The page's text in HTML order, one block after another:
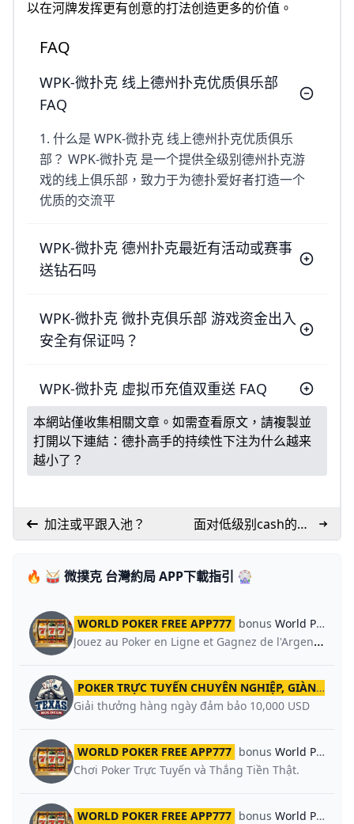
以在河牌发挥更有创意的打法创造更多的价值。
FAQ
WPK-微扑克 线上德州扑克优质俱乐部
FAQ
1. 什么是 WPK-微扑克 线上德州扑克优质俱乐
部？ WPK-微扑克 是一个提供全级别德州扑克游
戏的线上俱乐部，致力于为德扑爱好者打造一个
优质的交流平
WPK-微扑克 德州扑克最近有活动或赛事
送钻石吗
WPK-微扑克 微扑克俱乐部 游戏资金出入
安全有保证吗？
WPK-微扑克 虚拟币充值双重送 FAQ
本網站僅收集相關文章。如需查看原文，請複製並
打開以下連結： 德扑高手的持续性下注为什么越来
越小了？
加注或平跟入池？
面对低级别cash的松
玩家怎么办
🔥 🥁 微撲克 台灣約局 APP下載指引 🎡
WORLD POKER FREE APP777 bonus World Poker Global App
Jouez au Poker en Ligne et Gagnez de l'Argent Réel.
POKER TRỰC TUYẾN CHUYÊN NGHIỆP, GIÀNH GIẢI THƯỞNG HẤP DẪN
Giải thưởng hàng ngày đảm bảo 10,000 USD
WORLD POKER FREE APP777 bonus World Poker Global App
Chơi Poker Trực Tuyến và Thắng Tiền Thật.
WORLD POKER FREE APP777 bonus World Poker Global App